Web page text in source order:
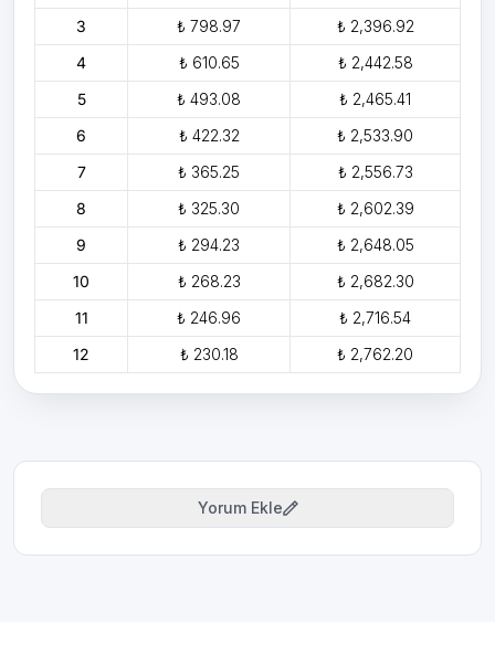
3
₺ 798.97
₺ 2,396.92
4
₺ 610.65
₺ 2,442.58
5
₺ 493.08
₺ 2,465.41
6
₺ 422.32
₺ 2,533.90
7
₺ 365.25
₺ 2,556.73
8
₺ 325.30
₺ 2,602.39
9
₺ 294.23
₺ 2,648.05
10
₺ 268.23
₺ 2,682.30
11
₺ 246.96
₺ 2,716.54
12
₺ 230.18 ₺ 2,762.20
Yorum Ekle